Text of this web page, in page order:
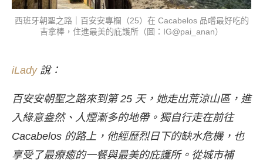
西班牙朝聖之路｜百安安專欄（25）在 Cacabelos 品嚐最好吃的
吉拿棒，住進最美的庇護所（圖：IG@pai_anan）
iLady說：
百安安朝聖之路來到第 25 天，她走出荒涼山區，進
入綠意盎然、人煙漸多的地帶。獨自行走在前往
Cacabelos 的路上，他經歷烈日下的缺水危機，也
享受了最療癒的一餐與最美的庇護所。從城市補